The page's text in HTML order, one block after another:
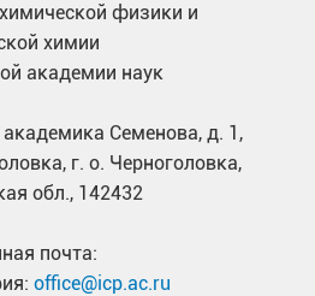
физики и
химии
академии наук
академика Семенова, д. 1,
г. о. Черноголовка,
обл., 142432
почта:
office@icp.ac.ru